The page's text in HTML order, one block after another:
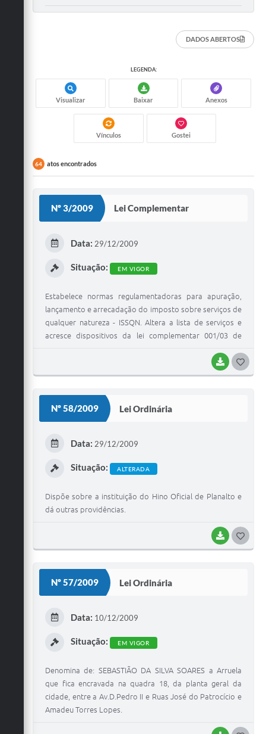
DADOS ABERTOS
LEGENDA:
Visualizar Baixar Anexos
Vínculos Gostei
64 atos encontrados
Nº 3/2009 Lei Complementar
BAIXAR
Data: 29/12/2009
Situação: EM VIGOR
Estabelece normas regulamentadoras para apuração,
lançamento e arrecadação do imposto sobre serviços de
qualquer natureza - ISSQN. Altera a lista de serviços e
acresce dispositivos da lei complementar 001/03 de
- código tributário municipal e dá outras providências
Nº 58/2009 Lei Ordinária
BAIXAR
Data: 29/12/2009
Situação: ALTERADA
Dispõe sobre a instituição do Hino Oficial de Planalto e
dá outras providências.
Nº 57/2009 Lei Ordinária
Data: 10/12/2009
Situação: EM VIGOR
Denomina de: SEBASTIÃO DA SILVA SOARES a Arruela
que fica encravada na quadra 18, da planta geral da
cidade, entre a Av.D.Pedro II e Ruas José do Patrocício e
Amadeu Torres Lopes.